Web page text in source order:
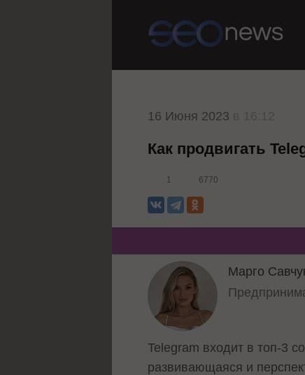
16 Июня 2023
Как продвигать
1 6770
Марго
Telegram входит в топ-3
развивающаяся и